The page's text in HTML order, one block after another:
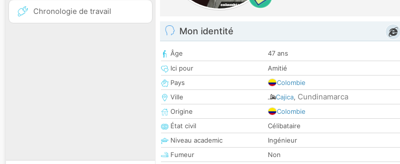
Chronologie de travail
Mon identité
Âge
47 ans
Ici pour
Amitié
Pays
Colombie
Ville
Cajica, Cundinamarca
Origine
Colombie
État civil
Célibataire
Niveau academic
Ingénieur
Fumeur
Non